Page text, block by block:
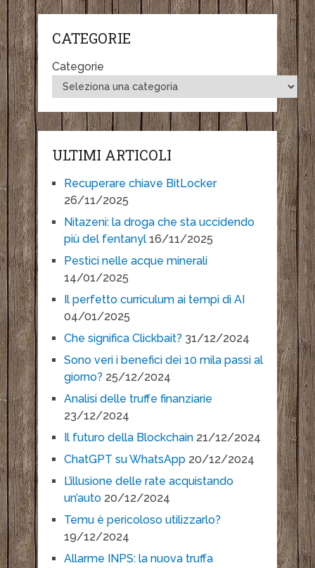
CATEGORIE
Categorie
ULTIMI ARTICOLI
Recuperare chiave BitLocker
26/11/2025
Nitazeni: la droga che sta uccidendo
più del fentanyl 16/11/2025
Pestici nelle acque minerali
14/01/2025
Il perfetto curriculum ai tempi di AI
04/01/2025
Che significa Clickbait? 31/12/2024
Sono veri i benefici dei 10 mila passi al
giorno? 25/12/2024
Analisi delle truffe finanziarie
23/12/2024
Il futuro della Blockchain 21/12/2024
ChatGPT su WhatsApp 20/12/2024
L’illusione delle rate acquistando
un’auto 20/12/2024
Temu è pericoloso utilizzarlo?
19/12/2024
Allarme INPS: la nuova truffa